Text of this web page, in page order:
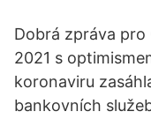
Dobrá zpráva pro
2021 s
koronaviru
bankovních